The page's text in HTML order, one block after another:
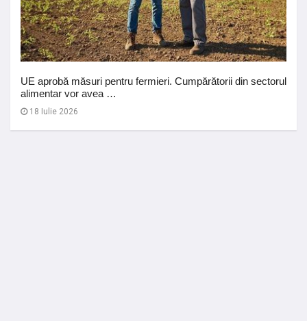
UE aprobă măsuri pentru fermieri. Cumpărătorii din sectorul
alimentar vor avea …
18 Iulie 2026